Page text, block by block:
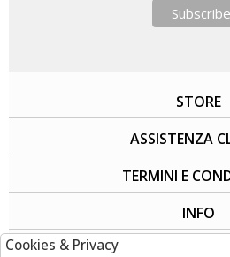
STORE
ASSISTENZA
TERMINI E
INFO
Cookies & Privacy